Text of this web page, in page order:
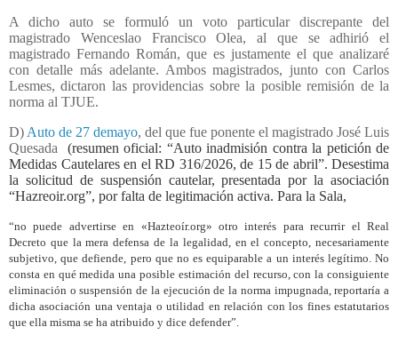
A dicho auto se formuló un voto particular discrepante del
magistrado Wenceslao Francisco Olea, al que se adhirió el
magistrado Fernando Román, que es justamente el que analizaré
con detalle más adelante. Ambos magistrados, junto con Carlos
Lesmes, dictaron las providencias sobre la posible remisión de la
norma al TJUE.
D) Auto de 27 demayo, del que fue ponente el magistrado José Luis
Quesada
(resumen oficial: “Auto inadmisión contra la petición de
Medidas Cautelares en el RD 316/2026, de 15 de abril”. Desestima
la solicitud de suspensión cautelar, presentada por la asociación
“Hazreoir.org”, por falta de legitimación activa. Para la Sala,
“no puede advertirse en «Hazteoír.org» otro interés para recurrir el Real
Decreto que la mera defensa de la legalidad, en el concepto, necesariamente
subjetivo, que defiende, pero que no es equiparable a un interés legítimo. No
consta en qué medida una posible estimación del recurso, con la consiguiente
eliminación o suspensión de la ejecución de la norma impugnada, reportaría a
dicha asociación una ventaja o utilidad en relación con los fines estatutarios
que ella misma se ha atribuido y dice defender”.